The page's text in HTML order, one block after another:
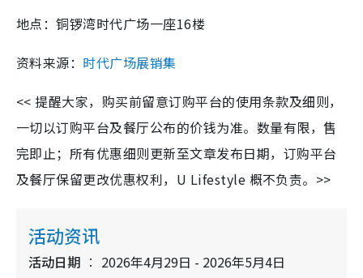
地点：铜锣湾时代广场一座16楼
资料来源： 时代广场展销集
<< 提醒大家，购买前留意订购平台的使用条款及细则，
一切以订购平台及餐厅公布的价钱为准。数量有限，售
完即止；所有优惠细则更新至文章发布日期，订购平台
及餐厅保留更改优惠权利，U Lifestyle 概不负责。>>
活动资讯
活动日期 2026年4月29日 - 2026年5月4日